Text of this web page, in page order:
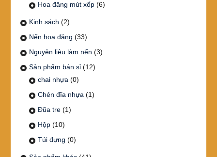
Hoa đăng mút xốp (6)
Kinh sách (2)
Nến hoa đăng (33)
Nguyên liệu làm nến (3)
Sản phẩm bán sỉ (12)
chai nhựa (0)
Chén đĩa nhựa (1)
Đũa tre (1)
Hộp (10)
Túi đựng (0)